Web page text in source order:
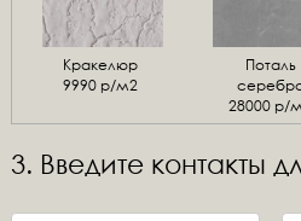
Кракелюр
9990 р/м2
Поталь
28000 р/
3. Введите контакты